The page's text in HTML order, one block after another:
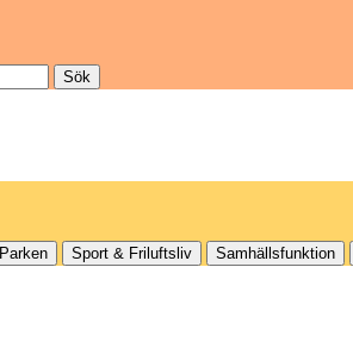
Parken Sport & Friluftsliv Samhällsfunktion